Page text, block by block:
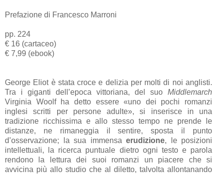
Prefazione di Francesco Marroni
pp. 224
€ 16 (cartaceo)
€ 7,99 (ebook)
George Eliot è stata croce e delizia per molti di noi anglisti.
Tra i giganti dell’epoca vittoriana, del suo Middlemarch
Virginia Woolf ha detto essere «uno dei pochi romanzi
inglesi scritti per persone adulte», si inserisce in una
tradizione ricchissima e allo stesso tempo ne prende le
distanze, ne rimaneggia il sentire, sposta il punto
d’osservazione; la sua immensa erudizione, le posizioni
intellettuali, la ricerca puntuale dietro ogni testo e parola
rendono la lettura dei suoi romanzi un piacere che si
avvicina più allo studio che al diletto, talvolta allontanando